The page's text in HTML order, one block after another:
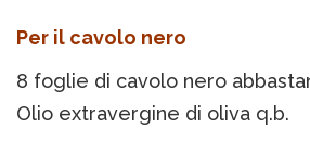
Per il cavolo nero
8 foglie di cavolo nero
Olio extravergine di oliva q.b.